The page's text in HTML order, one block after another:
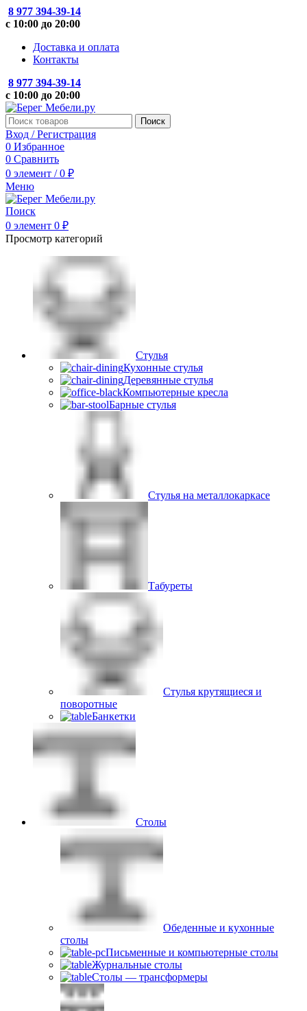
8 977 394-39-14
с 10:00 до 20:00
Доставка и оплата
Контакты
8 977 394-39-14
с 10:00 до 20:00
Поиск
Вход / Регистрация
0 Избранное
0 Сравнить
0 элемент / 0 ₽
Меню
Поиск
0 элемент 0 ₽
Просмотр категорий
Стулья
Кухонные стулья
Деревянные стулья
Компьютерные кресла
Барные стулья
Стулья на металлокаркасе
Табуреты
Стулья крутящиеся и
поворотные
Банкетки
Столы
Обеденные и кухонные
столы
Письменные и компьютерные столы
Журнальные столы
Столы — трансформеры